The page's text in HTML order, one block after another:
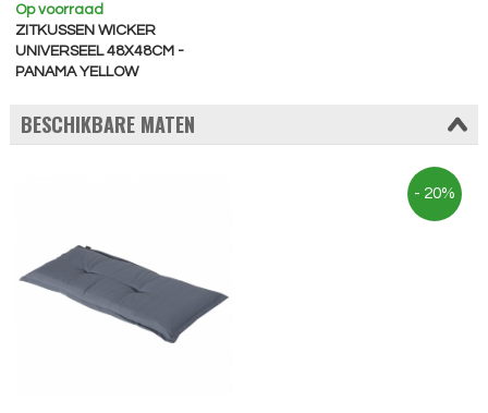
Op voorraad
ZITKUSSEN WICKER
UNIVERSEEL 48X48CM -
PANAMA YELLOW
BESCHIKBARE MATEN
- 20%